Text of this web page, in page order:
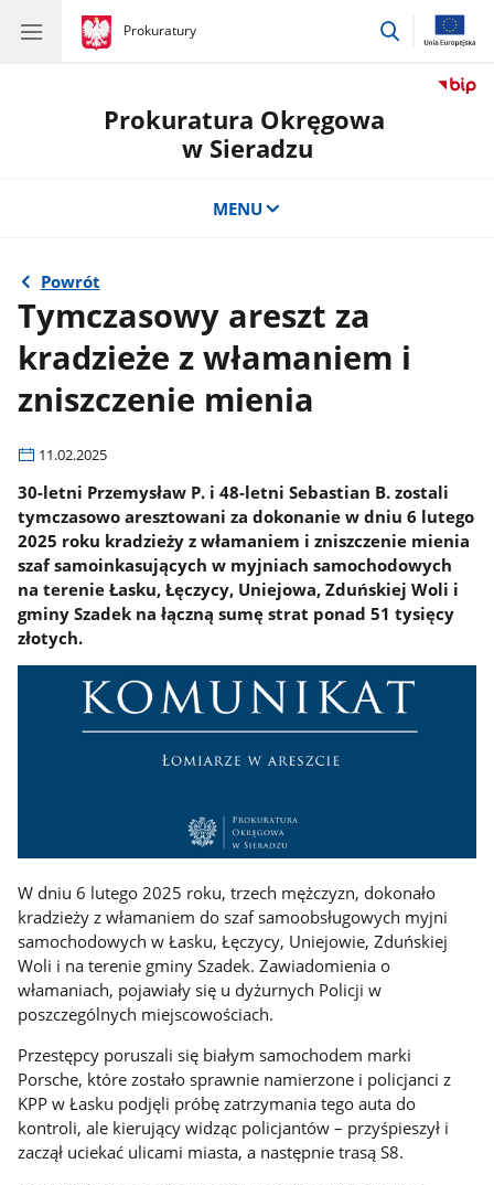
gov.pl
Prokuratury
gov.pl
Prokuratury
przejdź
Prokuratura Okręgowa
w Sieradzu
MENU
Powrót
Tymczasowy areszt za
kradzieże z włamaniem i
zniszczenie mienia
11.02.2025
30-letni Przemysław P. i 48-letni Sebastian B. zostali
tymczasowo aresztowani za dokonanie w dniu 6 lutego
2025 roku kradzieży z włamaniem i zniszczenie mienia
szaf samoinkasujących w myjniach samochodowych
na terenie Łasku, Łęczycy, Uniejowa, Zduńskiej Woli i
gminy Szadek na łączną sumę strat ponad 51 tysięcy
złotych.
W dniu 6 lutego 2025 roku, trzech mężczyzn, dokonało
kradzieży z włamaniem do szaf samoobsługowych myjni
samochodowych w Łasku, Łęczycy, Uniejowie, Zduńskiej
Woli i na terenie gminy Szadek. Zawiadomienia o
włamaniach, pojawiały się u dyżurnych Policji w
poszczególnych miejscowościach.
Przestępcy poruszali się białym samochodem marki
Porsche, które zostało sprawnie namierzone i policjanci z
KPP w Łasku podjęli próbę zatrzymania tego auta do
kontroli, ale kierujący widząc policjantów – przyśpieszył i
zaczął uciekać ulicami miasta, a następnie trasą S8.